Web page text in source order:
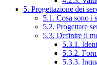
5. Progettazione dei
5.1. Cosa sono i
5.2. Progettare
5.3. Definire il
5.3.1.
5.3.2.
5.3.3.